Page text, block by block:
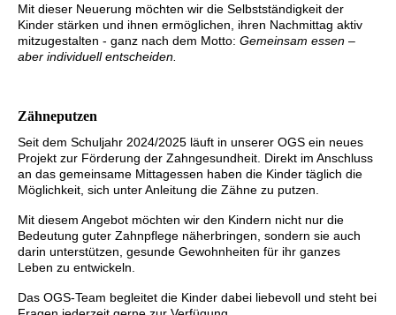
Mit dieser Neuerung möchten wir die Selbstständigkeit der
Kinder stärken und ihnen ermöglichen, ihren Nachmittag aktiv
mitzugestalten - ganz nach dem Motto: Gemeinsam essen –
aber individuell entscheiden.
Zähneputzen
Seit dem Schuljahr 2024/2025 läuft in unserer OGS ein neues
Projekt zur Förderung der Zahngesundheit. Direkt im Anschluss
an das gemeinsame Mittagessen haben die Kinder täglich die
Möglichkeit, sich unter Anleitung die Zähne zu putzen.
Mit diesem Angebot möchten wir den Kindern nicht nur die
Bedeutung guter Zahnpflege näherbringen, sondern sie auch
darin unterstützen, gesunde Gewohnheiten für ihr ganzes
Leben zu entwickeln.
Das OGS-Team begleitet die Kinder dabei liebevoll und steht bei